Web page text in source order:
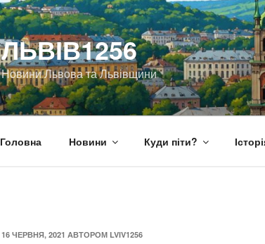
ЛЬВІВ1256
Новини Львова та Львівщини
Головна Новини Куди піти?
ОПУБЛІКОВАНО
16 ЧЕРВНЯ, 2021 АВТОРОМ LVIV1256